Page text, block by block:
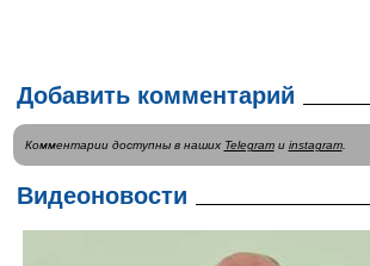
Добавить комментарий
Комментарии доступны в наших Telegramи instagram.
Видеоновости